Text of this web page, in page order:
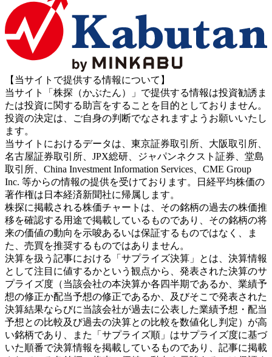
【当サイトで提供する情報について】
当サイト「株探（かぶたん）」で提供する情報は投資勧誘ま
たは投資に関する助言をすることを目的としておりません。
投資の決定は、ご自身の判断でなされますようお願いいたし
ます。
当サイトにおけるデータは、東京証券取引所、大阪取引所、
名古屋証券取引所、JPX総研、ジャパンネクスト証券、堂島
取引所、China Investment Information Services、CME Group
Inc. 等からの情報の提供を受けております。日経平均株価の
著作権は日本経済新聞社に帰属します。
株探に掲載される株価チャートは、その銘柄の過去の株価推
移を確認する用途で掲載しているものであり、その銘柄の将
来の価値の動向を示唆あるいは保証するものではなく、ま
た、売買を推奨するものではありません。
決算を扱う記事における「サプライズ決算」とは、決算情報
として注目に値するかという観点から、発表された決算のサ
プライズ度（当該会社の本決算か各四半期であるか、業績予
想の修正か配当予想の修正であるか、及びそこで発表された
決算結果ならびに当該会社が過去に公表した業績予想・配当
予想との比較及び過去の決算との比較を数値化し判定）が高
い銘柄であり、また「サプライズ順」はサプライズ度に基づ
いた順番で決算情報を掲載しているものであり、記事に掲載